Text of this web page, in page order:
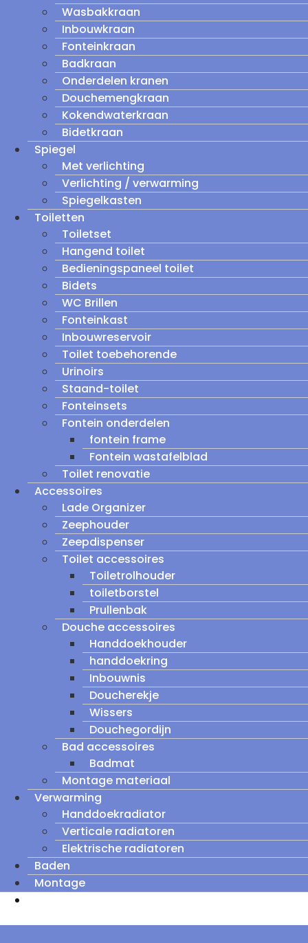
Wasbakkraan
Inbouwkraan
Fonteinkraan
Badkraan
Onderdelen kranen
Douchemengkraan
Kokendwaterkraan
Bidetkraan
Spiegel
Met verlichting
Verlichting / verwarming
Spiegelkasten
Toiletten
Toiletset
Hangend toilet
Bedieningspaneel toilet
Bidets
WC Brillen
Fonteinkast
Inbouwreservoir
Toilet toebehorende
Urinoirs
Staand-toilet
Fonteinsets
Fontein onderdelen
fontein frame
Fontein wastafelblad
Toilet renovatie
Accessoires
Lade Organizer
Zeephouder
Zeepdispenser
Toilet accessoires
Toiletrolhouder
toiletborstel
Prullenbak
Douche accessoires
Handdoekhouder
handdoekring
Inbouwnis
Doucherekje
Wissers
Douchegordijn
Bad accessoires
Badmat
Montage materiaal
Verwarming
Handdoekradiator
Verticale radiatoren
Elektrische radiatoren
Baden
Montage